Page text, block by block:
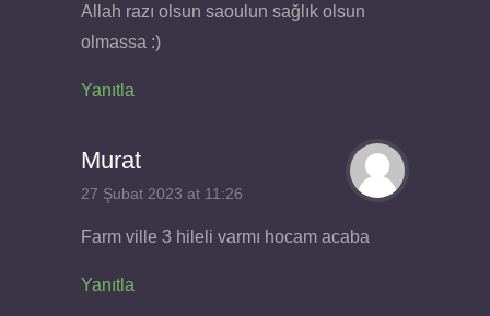
Allah razı olsun saoulun sağlık olsun
olmassa :)
Yanıtla
Murat
27 Şubat 2023 at 11:26
Farm ville 3 hileli varmı hocam acaba
Yanıtla